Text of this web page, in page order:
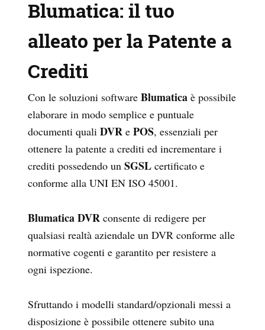
Blumatica: il tuo
alleato per la Patente a
Crediti
Con le soluzioni software Blumatica è possibile
elaborare in modo semplice e puntuale
documenti quali DVR e POS, essenziali per
ottenere la patente a crediti ed incrementare i
crediti possedendo un SGSL certificato e
conforme alla UNI EN ISO 45001.
Blumatica DVR consente di redigere per
qualsiasi realtà aziendale un DVR conforme alle
normative cogenti e garantito per resistere a
ogni ispezione.
Sfruttando i modelli standard/opzionali messi a
disposizione è possibile ottenere subito una